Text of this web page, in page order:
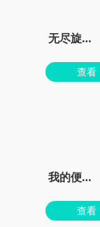
无尽旋转模拟器
查看
我的便利店红包版
查看